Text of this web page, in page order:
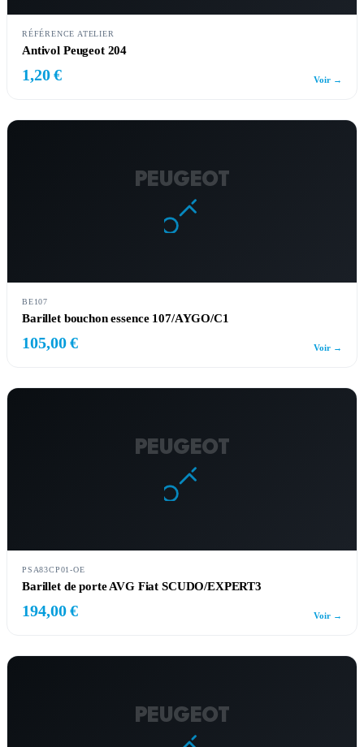
RÉFÉRENCE ATELIER
Antivol Peugeot 204
1,20 € Voir →
PEUGEOT
BE107
Barillet bouchon essence 107/AYGO/C1
105,00 € Voir →
PEUGEOT
PSA83CP01-OE
Barillet de porte AVG Fiat SCUDO/EXPERT3
194,00 € Voir →
PEUGEOT